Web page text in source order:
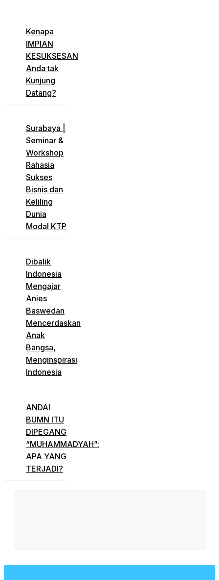
​Kenapa
IMPIAN
KESUKSESAN
Anda tak
Kunjung
Datang?
​Surabaya |
Seminar &
Workshop
Rahasia
Sukses
Bisnis dan
Keliling
Dunia
Modal KTP
Dibalik
Indonesia
Mengajar
Anies
Baswedan
Mencerdaskan
Anak
Bangsa,
Menginspirasi
Indonesia
ANDAI
BUMN ITU
DIPEGANG
“MUHAMMADYAH”:
APA YANG
TERJADI?